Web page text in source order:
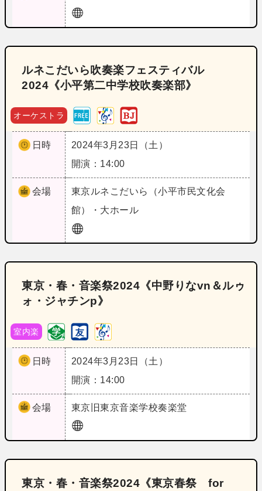
ルネこだいら吹奏楽フェスティバル
2024《小平第二中学校吹奏楽部》
オーケストラ
日時
2024年3月23日（土）
開演：14:00
会場 東京ルネこだいら（小平市民文化会
館）・大ホール
東京・春・音楽祭2024《中野りなvn＆ルゥ
ォ・ジャチンp》
室内楽
日時
2024年3月23日（土）
開演：14:00
会場 東京 旧東京音楽学校奏楽堂
東京・春・音楽祭2024《東京春祭 for